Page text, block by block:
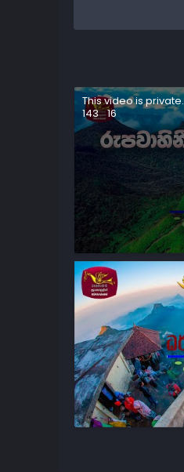
This video is private.
143 16
...
52 5